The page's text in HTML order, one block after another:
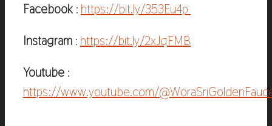
Facebook : https://bit.ly/353Eu4p
Instagram : https://bit.ly/2xJqFMB
Youtube :
https://www.youtube.com/